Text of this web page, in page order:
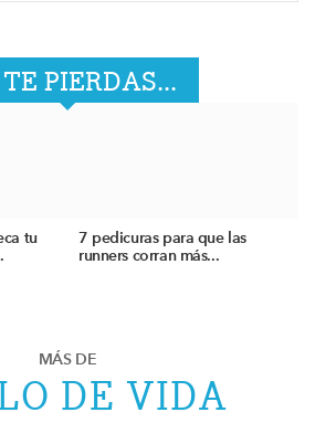
PIERDAS...
tu
7 pedicuras para que las
runners corran más...
MÁS DE
DE VIDA